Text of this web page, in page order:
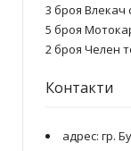
3 броя Влекач
5 броя
2 броя Челен
Контакти
адрес: гр.